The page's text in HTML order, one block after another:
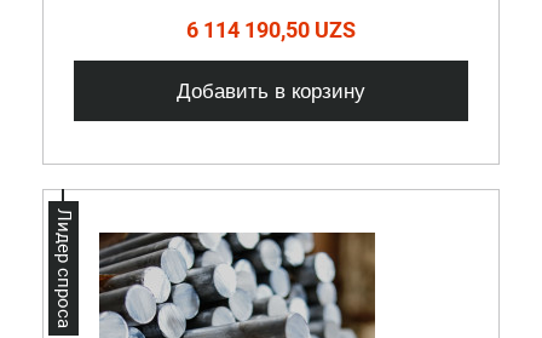
6 114 190,50 UZS
Добавить в корзину
Лидер спроса